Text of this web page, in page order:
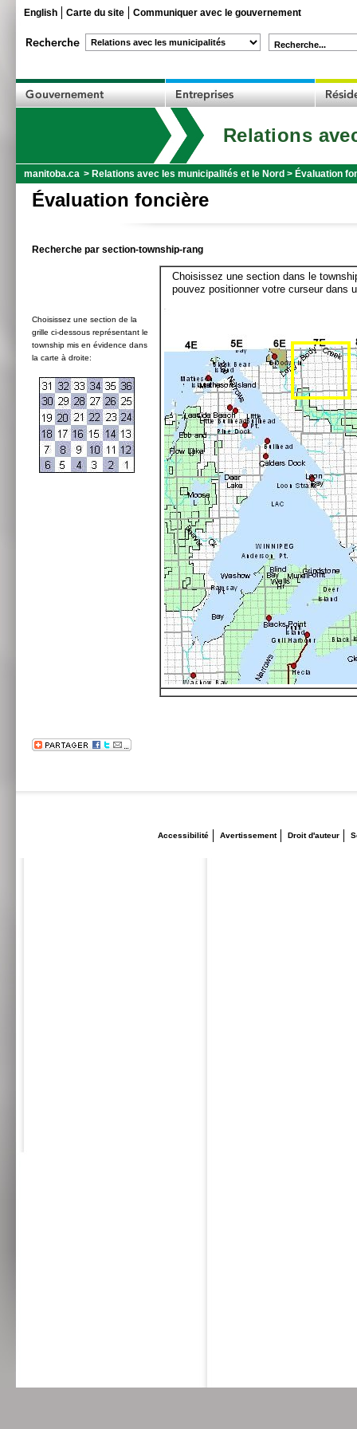
English Carte du site Communiquer avec le gouvernement
Recherche...
Relations
manitoba.ca > Relations avec les municipalités et le Nord > Évaluation
Évaluation foncière
Recherche par section-township-rang
Choisissez une section de la
grille ci-dessous représentant le
township mis en évidence dans
la carte à droite:
Choisissez une section dans le
pouvez positionner votre curseur dans
Accessibilité Avertissement Droit d'auteur